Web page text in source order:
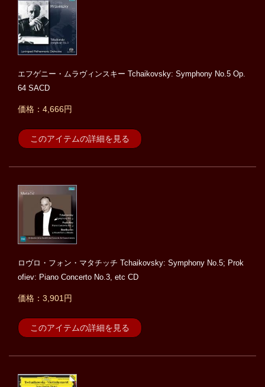
エフゲニー・ムラヴィンスキー Tchaikovsky: Symphony No.5 Op.
64 SACD
価格：4,666円
このアイテムの詳細を見る
ロヴロ・フォン・マタチッチ Tchaikovsky: Symphony No.5; Prok
ofiev: Piano Concerto No.3, etc CD
価格：3,901円
このアイテムの詳細を見る